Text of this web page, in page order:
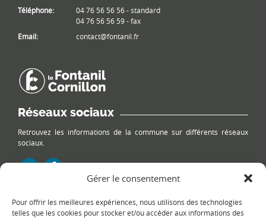
Gérer le consentement
Pour offrir les meilleures expériences, nous utilisons des technologies
telles que les cookies pour stocker et/ou accéder aux informations des
Téléphone:
04 76 56 56 56 - standard
04 76 56 56 59 - fax
Email:
contact@fontanil.fr
Réseaux sociaux
Retrouvez les informations de la commune sur différents réseaux
sociaux.
Le plan du site